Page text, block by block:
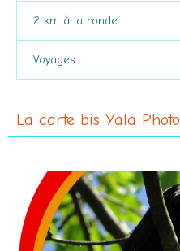
2 km à la ronde
Voyages
La carte bis Yala Photo